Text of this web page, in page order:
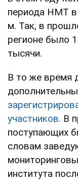
периода НМТ в
м. Так, в
регионе было
тысячи.
В то же время
участников. В
поступающих
словам
института